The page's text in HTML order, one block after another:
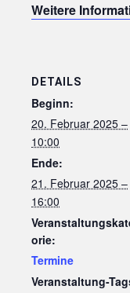
Weitere
DETAILS
Beginn:
20. Februar 2025 –
10:00
Ende:
21. Februar 2025 –
16:00
orie:
Termine
Veranstaltung-